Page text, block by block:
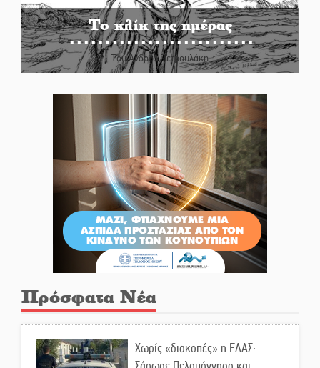
Το κλίκ της ημέρας
Του Ανδρέα Πετρουλάκη
Πρόσφατα Νέα
Χωρίς «διακοπές» η ΕΛΑΣ: